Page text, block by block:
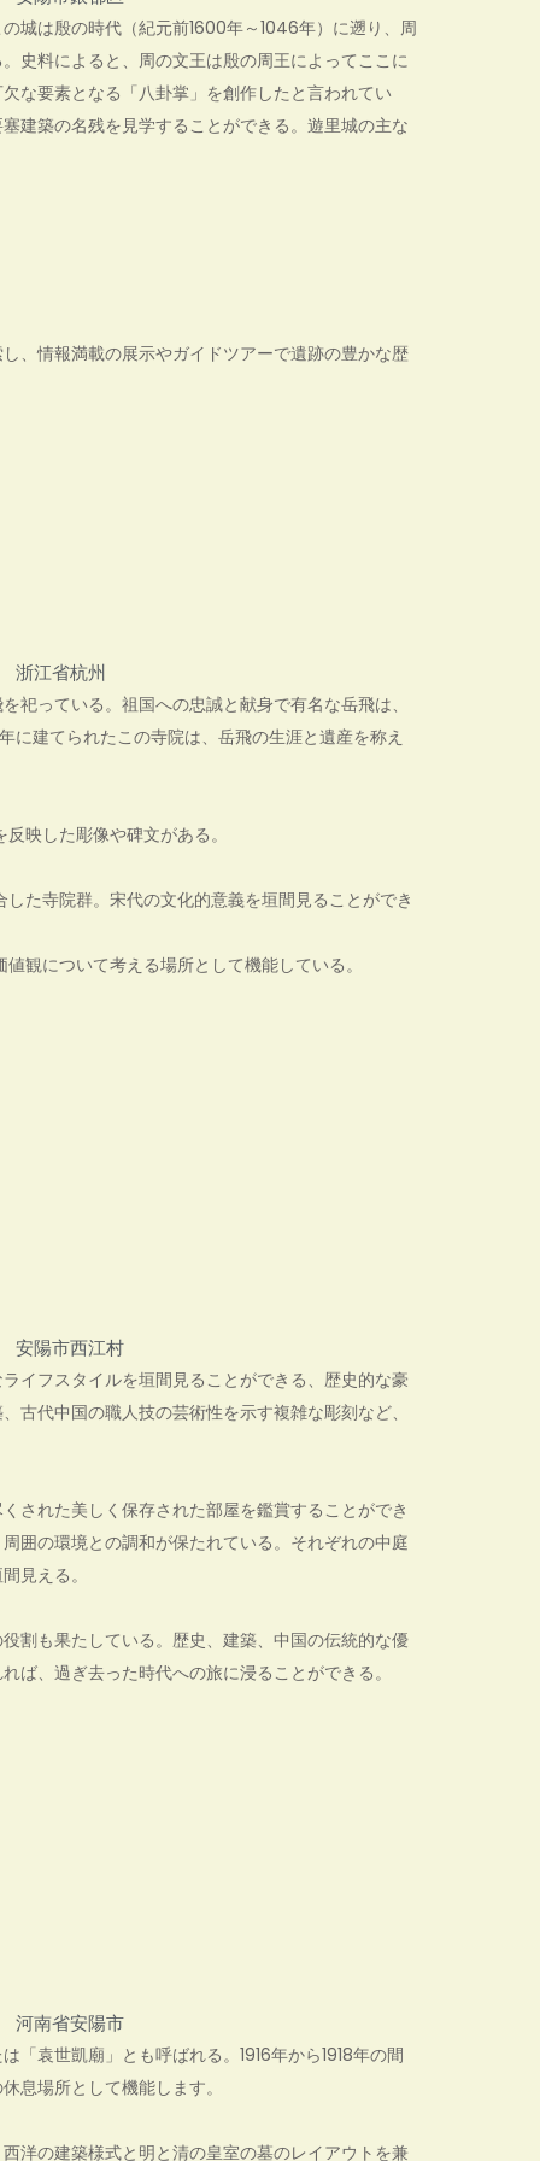
城は殷の時代（紀元前1600年～1046年）に遡り、周
史料によると、周の文王は殷の周王によってここに
な要素となる「八卦掌」を創作したと言われてい
建築の名残を見学することができる。遊里城の主な
、情報満載の展示やガイドツアーで遺跡の豊かな歴
浙江省杭州
祀っている。祖国への忠誠と献身で有名な岳飛は、
に建てられたこの寺院は、岳飛の生涯と遺産を称え
映した彫像や碑文がある。
た寺院群。宋代の文化的意義を垣間見ることができ
観について考える場所として機能している。
安陽市西江村
イフスタイルを垣間見ることができる、歴史的な豪
古代中国の職人技の芸術性を示す複雑な彫刻など、
された美しく保存された部屋を鑑賞することができ
囲の環境との調和が保たれている。それぞれの中庭
見える。
割も果たしている。歴史、建築、中国の伝統的な優
ば、過ぎ去った時代への旅に浸ることができる。
河南省安陽市
袁世凱廟」とも呼ばれる。1916年から1918年の間
息場所として機能します。
洋の建築様式と明と清の皇室の墓のレイアウトを兼